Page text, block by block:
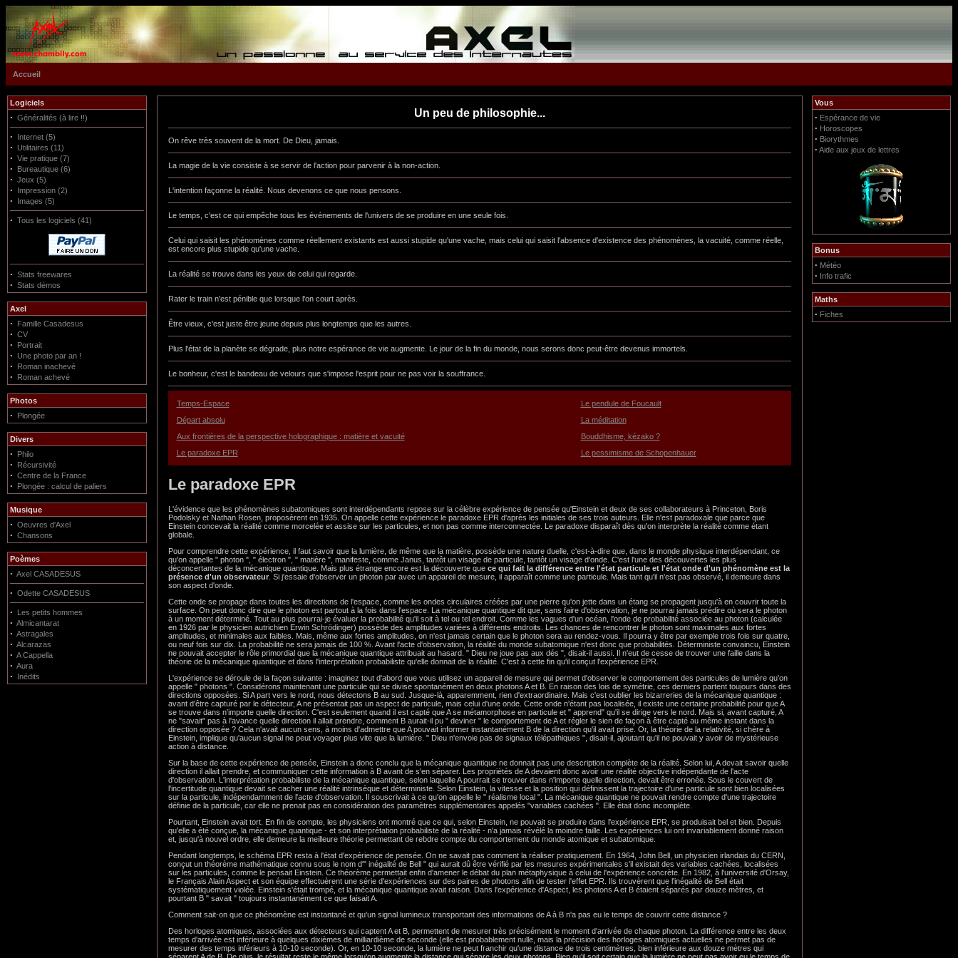
Accueil
Logiciels
· Généralités (à lire !!)
· Internet (5)
· Utilitaires (11)
· Vie pratique (7)
· Bureautique (6)
· Jeux (5)
· Impression (2)
· Images (5)
· Tous les logiciels (41)
· Stats freewares
· Stats démos
Axel
· Famille Casadesus
· CV
· Portrait
· Une photo par an !
· Roman inachevé
· Roman achevé
Photos
· Plongée
Divers
· Philo
· Récursivité
· Centre de la France
· Plongée : calcul de paliers
Musique
· Oeuvres d'Axel
· Chansons
Poèmes
· Axel CASADESUS
· Odette CASADESUS
· Les petits hommes
· Almicantarat
· Astragales
· Alcarazas
· A Cappella
· Aura
· Inédits
Un peu de philosophie...
On rêve très souvent de la mort. De Dieu, jamais.
La magie de la vie consiste à se servir de l'action pour parvenir à la non-action.
L'intention façonne la réalité. Nous devenons ce que nous pensons.
Le temps, c'est ce qui empêche tous les événements de l'univers de se produire en une seule fois.
Celui qui saisit les phénomènes comme réellement existants est aussi stupide qu'une vache, mais celui qui saisit l'absence d'existence des phénomènes, la vacuité, comme réelle,
est encore plus stupide qu'une vache.
La réalité se trouve dans les yeux de celui qui regarde.
Rater le train n'est pénible que lorsque l'on court après.
Être vieux, c'est juste être jeune depuis plus longtemps que les autres.
Plus l'état de la planète se dégrade, plus notre espérance de vie augmente. Le jour de la fin du monde, nous serons donc peut-être devenus immortels.
Le bonheur, c'est le bandeau de velours que s'impose l'esprit pour ne pas voir la souffrance.
Temps-Espace
Départ absolu
Aux frontières de la perspective holographique : matière et vacuité
Le paradoxe EPR
Le pendule de Foucault
La méditation
Bouddhisme, kézako ?
Le pessimisme de Schopenhauer
Le paradoxe EPR
L'évidence que les phénomènes subatomiques sont interdépendants repose sur la célèbre expérience de pensée qu'Einstein et deux de ses collaborateurs à Princeton, Boris
Podolsky et Nathan Rosen, proposèrent en 1935. On appelle cette expérience le paradoxe EPR d'après les initiales de ses trois auteurs. Elle n'est paradoxale que parce que
Einstein concevait la réalité comme morcelée et assise sur les particules, et non pas comme interconnectée. Le paradoxe disparaît dès qu'on interprète la réalité comme étant
globale.
Pour comprendre cette expérience, il faut savoir que la lumière, de même que la matière, possède une nature duelle, c'est-à-dire que, dans le monde physique interdépendant, ce
qu'on appelle " photon ", " électron ", " matière ", manifeste, comme Janus, tantôt un visage de particule, tantôt un visage d'onde. C'est l'une des découvertes les plus
déconcertantes de la mécanique quantique. Mais plus étrange encore est la découverte que ce qui fait la différence entre l'état particule et l'état onde d'un phénomène est la
présence d'un observateur. Si j'essaie d'observer un photon par avec un appareil de mesure, il apparaît comme une particule. Mais tant qu'il n'est pas observé, il demeure dans
son aspect d'onde.
Cette onde se propage dans toutes les directions de l'espace, comme les ondes circulaires créées par une pierre qu'on jette dans un étang se propagent jusqu'à en couvrir toute la
surface. On peut donc dire que le photon est partout à la fois dans l'espace. La mécanique quantique dit que, sans faire d'observation, je ne pourrai jamais prédire où sera le photon
à un moment déterminé. Tout au plus pourrai-je évaluer la probabilité qu'il soit à tel ou tel endroit. Comme les vagues d'un océan, l'onde de probabilité associée au photon (calculée
en 1926 par le physicien autrichien Erwin Schrödinger) possède des amplitudes variées à différents endroits. Les chances de rencontrer le photon sont maximales aux fortes
amplitudes, et minimales aux faibles. Mais, même aux fortes amplitudes, on n'est jamais certain que le photon sera au rendez-vous. Il pourra y être par exemple trois fois sur quatre,
ou neuf fois sur dix. La probabilité ne sera jamais de 100 %. Avant l'acte d'observation, la réalité du monde subatomique n'est donc que probabilités. Déterministe convaincu, Einstein
ne pouvait accepter le rôle primordial que la mécanique quantique attribuait au hasard. " Dieu ne joue pas aux dés ", disait-il aussi. Il n'eut de cesse de trouver une faille dans la
théorie de la mécanique quantique et dans l'interprétation probabiliste qu'elle donnait de la réalité. C'est à cette fin qu'il conçut l'expérience EPR.
L'expérience se déroule de la façon suivante : imaginez tout d'abord que vous utilisez un appareil de mesure qui permet d'observer le comportement des particules de lumière qu'on
appelle " photons ". Considérons maintenant une particule qui se divise spontanément en deux photons A et B. En raison des lois de symétrie, ces derniers partent toujours dans des
directions opposées. Si A part vers le nord, nous détectons B au sud. Jusque-là, apparemment, rien d'extraordinaire. Mais c'est oublier les bizarreries de la mécanique quantique :
avant d'être capturé par le détecteur, A ne présentait pas un aspect de particule, mais celui d'une onde. Cette onde n'étant pas localisée, il existe une certaine probabilité pour que A
se trouve dans n'importe quelle direction. C'est seulement quand il est capté que A se métamorphose en particule et " apprend" qu'il se dirige vers le nord. Mais si, avant capturé, A
ne "savait" pas à l'avance quelle direction il allait prendre, comment B aurait-il pu " deviner " le comportement de A et régler le sien de façon à être capté au même instant dans la
direction opposée ? Cela n'avait aucun sens, à moins d'admettre que A pouvait informer instantanément B de la direction qu'il avait prise. Or, la théorie de la relativité, si chère à
Einstein, implique qu'aucun signal ne peut voyager plus vite que la lumière. " Dieu n'envoie pas de signaux télépathiques ", disait-il, ajoutant qu'il ne pouvait y avoir de mystérieuse
action à distance.
Sur la base de cette expérience de pensée, Einstein a donc conclu que la mécanique quantique ne donnait pas une description complète de la réalité. Selon lui, A devait savoir quelle
direction il allait prendre, et communiquer cette information à B avant de s'en séparer. Les propriétés de A devaient donc avoir une réalité objective indépendante de l'acte
d'observation. L'interprétation probabiliste de la mécanique quantique, selon laquelle A pourrait se trouver dans n'importe quelle direction, devait être erronée. Sous le couvert de
l'incertitude quantique devait se cacher une réalité intrinsèque et déterministe. Selon Einstein, la vitesse et la position qui définissent la trajectoire d'une particule sont bien localisées
sur la particule, indépendamment de l'acte d'observation. Il souscrivait à ce qu'on appelle le " réalisme local ". La mécanique quantique ne pouvait rendre compte d'une trajectoire
définie de la particule, car elle ne prenait pas en considération des paramètres supplémentaires appelés "variables cachées ". Elle était donc incomplète.
Pourtant, Einstein avait tort. En fin de compte, les physiciens ont montré que ce qui, selon Einstein, ne pouvait se produire dans l'expérience EPR, se produisait bel et bien. Depuis
qu'elle a été conçue, la mécanique quantique - et son interprétation probabiliste de la réalité - n'a jamais révélé la moindre faille. Les expériences lui ont invariablement donné raison
et, jusqu'à nouvel ordre, elle demeure la meilleure théorie permettant de rebdre compte du comportement du monde atomique et subatomique.
Pendant longtemps, le schéma EPR resta à l'état d'expérience de pensée. On ne savait pas comment la réaliser pratiquement. En 1964, John Bell, un physicien irlandais du CERN,
conçut un théorème mathématique connu sous le nom d'" inégalité de Bell " qui aurait dû être vérifié par les mesures expérimentales s'il existait des variables cachées, localisées
sur les particules, comme le pensait Einstein. Ce théorème permettait enfin d'amener le débat du plan métaphysique à celui de l'expérience concrète. En 1982, à l'université d'Orsay,
le Français Alain Aspect et son équipe effectuèrent une série d'expériences sur des paires de photons afin de tester l'effet EPR. Ils trouvèrent que l'inégalité de Bell était
systématiquement violée. Einstein s'était trompé, et la mécanique quantique avait raison. Dans l'expérience d'Aspect, les photons A et B étaient séparés par douze mètres, et
pourtant B " savait " toujours instantanément ce que faisait A.
Comment sait-on que ce phénomène est instantané et qu'un signal lumineux transportant des informations de A à B n'a pas eu le temps de couvrir cette distance ?
Des horloges atomiques, associées aux détecteurs qui captent A et B, permettent de mesurer très précisément le moment d'arrivée de chaque photon. La différence entre les deux
temps d'arrivée est inférieure à quelques dixièmes de milliardième de seconde (elle est probablement nulle, mais la précision des horloges atomiques actuelles ne permet pas de
mesurer des temps inférieurs à 10-10 seconde). Or, en 10-10 seconde, la lumière ne peut franchir qu'une distance de trois centimètres, bien inférieure aux douze mètres qui
Vous
· Espérance de vie
· Horoscopes
· Biorythmes
· Aide aux jeux de lettres
Bonus
· Météo
· Info trafic
Maths
· Fiches